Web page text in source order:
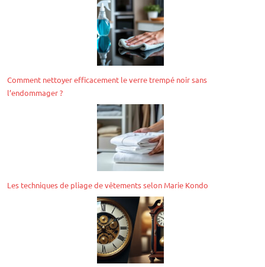
Comment nettoyer efficacement le verre trempé noir sans
l’endommager ?
Les techniques de pliage de vêtements selon Marie Kondo